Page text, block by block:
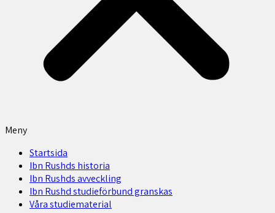
Meny
Startsida
Ibn Rushds historia
Ibn Rushds avveckling
Ibn Rushd studieförbund granskas​
Våra studiematerial